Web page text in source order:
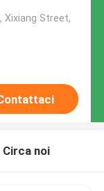
Xixiang Street,
Circa noi